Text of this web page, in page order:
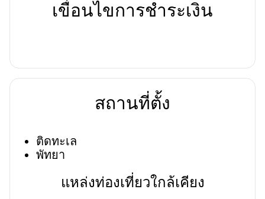
เขื่อนไขการชำระเงิน
สถานที่ตั้ง
ติดทะเล
พัทยา
แหล่งท่องเที่ยวใกล้เคียง